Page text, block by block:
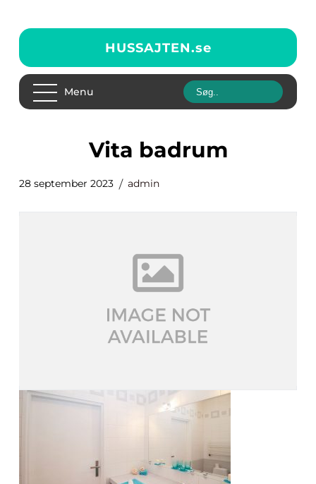
HUSSAJTEN.se
Menu
vita badrum
28 september 2023 admin